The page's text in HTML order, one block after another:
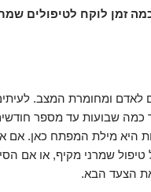
זמן לוקח לטיפולים
ומחומרת המצב. לעיתים
כמה שבועות עד מספר
היא מילת המפתח כאן. אם
שמרני מקיף, או אם
הצעד הבא.